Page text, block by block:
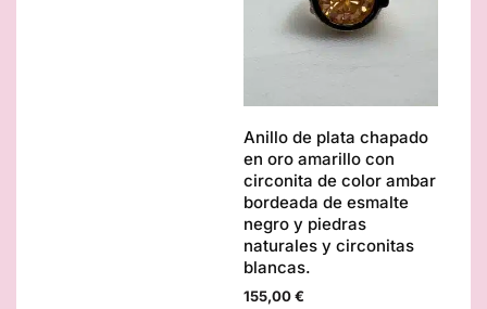
naturales
esmalte
Anillo de plata chapado
en oro amarillo con
circonita de color ambar
bordeada de esmalte
negro y piedras
naturales y circonitas
blancas.
155,00€